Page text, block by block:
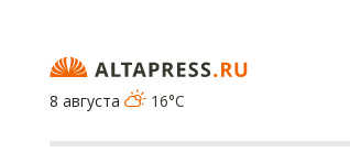
8 августа
16°C